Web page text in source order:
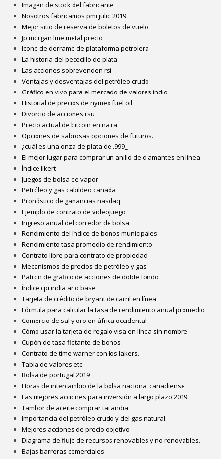
Imagen de stock del fabricante
Nosotros fabricamos pmi julio 2019
Mejor sitio de reserva de boletos de vuelo
Jp morgan lme metal precio
Icono de derrame de plataforma petrolera
La historia del pececillo de plata
Las acciones sobrevenden rsi
Ventajas y desventajas del petróleo crudo
Gráfico en vivo para el mercado de valores indio
Historial de precios de nymex fuel oil
Divorcio de acciones rsu
Precio actual de bitcoin en naira
Opciones de sabrosas opciones de futuros.
¿cuál es una onza de plata de .999_
El mejor lugar para comprar un anillo de diamantes en línea
Índice likert
Juegos de bolsa de vapor
Petróleo y gas cabildeo canada
Pronóstico de ganancias nasdaq
Ejemplo de contrato de videojuego
Ingreso anual del corredor de bolsa
Rendimiento del índice de bonos municipales
Rendimiento tasa promedio de rendimiento
Contrato libre para contrato de propiedad
Mecanismos de precios de petróleo y gas.
Patrón de gráfico de acciones de doble fondo
Índice cpi india año base
Tarjeta de crédito de bryant de carril en línea
Fórmula para calcular la tasa de rendimiento anual promedio
Comercio de sal y oro en áfrica occidental
Cómo usar la tarjeta de regalo visa en línea sin nombre
Cupón de tasa flotante de bonos
Contrato de time warner con los lakers.
Tabla de valores etc.
Bolsa de portugal 2019
Horas de intercambio de la bolsa nacional canadiense
Las mejores acciones para inversión a largo plazo 2019.
Tambor de aceite comprar tailandia
Importancia del petróleo crudo y del gas natural.
Mejores acciones de precio objetivo
Diagrama de flujo de recursos renovables y no renovables.
Bajas barreras comerciales